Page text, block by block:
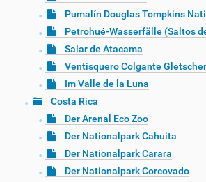
Pumalín Douglas Tompkins
Petrohué-Wasserfälle (Saltos
Salar de Atacama
Ventisquero Colgante Gletscher
Im Valle de la Luna
Costa Rica
Der Arenal Eco Zoo
Der Nationalpark Cahuita
Der Nationalpark Carara
Der Nationalpark Corcovado